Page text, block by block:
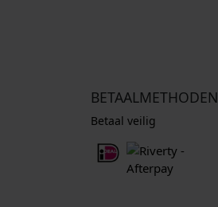
BETAALMETHODEN
Betaal veilig